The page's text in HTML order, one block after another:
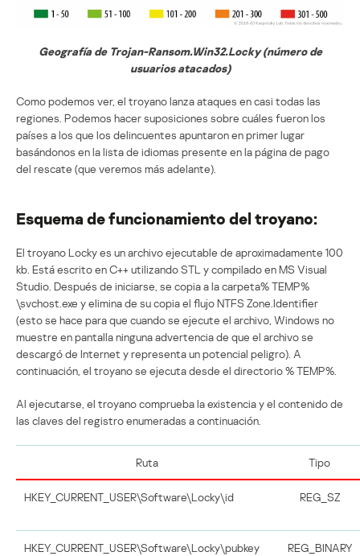
Geografía de Trojan-Ransom.Win32.Locky (número de
usuarios atacados)
Como podemos ver, el troyano lanza ataques en casi todas las
regiones. Podemos hacer suposiciones sobre cuáles fueron los
países a los que los delincuentes apuntaron en primer lugar
basándonos en la lista de idiomas presente en la página de pago
del rescate (que veremos más adelante).
Esquema de funcionamiento del troyano:
El troyano Locky es un archivo ejecutable de aproximadamente 100
kb. Está escrito en C++ utilizando STL y compilado en MS Visual
Studio. Después de iniciarse, se copia a la carpeta% TEMP%
\svchost.exe y elimina de su copia el flujo NTFS Zone.Identifier
(esto se hace para que cuando se ejecute el archivo, Windows no
muestre en pantalla ninguna advertencia de que el archivo se
descargó de Internet y representa un potencial peligro). A
continuación, el troyano se ejecuta desde el directorio % TEMP%.
Al ejecutarse, el troyano comprueba la existencia y el contenido de
las claves del registro enumeradas a continuación.
Ruta Tipo
HKEY_CURRENT_USER\Software\Locky\id REG_SZ
HKEY_CURRENT_USER\Software\Locky\pubkey REG_BINARY